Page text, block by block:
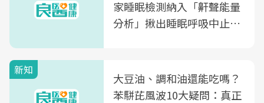
家睡眠檢測納入「鼾聲能量
分析」揪出睡眠呼吸中止症
新知
大豆油、調和油還能吃嗎？
苯駢芘風波10大疑問：真正